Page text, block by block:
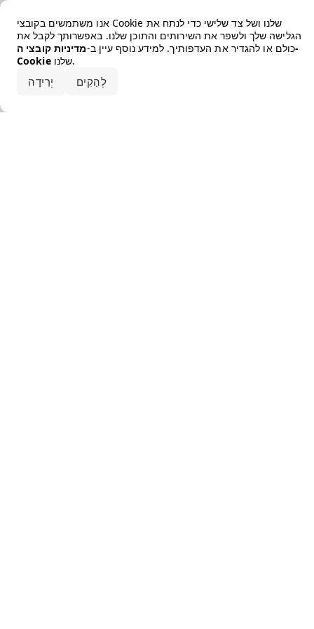
אנו משתמשים בקובצי Cookie שלנו ושל צד שלישי כדי לנתח את
הגלישה שלך ולשפר את השירותים והתוכן שלנו. באפשרותך לקבל את
כולם או להגדיר את העדפותיך. למידע נוסף עיין ב-מדיניות קובצי ה-
Cookie
שלנו.
יְרִידָה לְהַקִים
Error loading the brand